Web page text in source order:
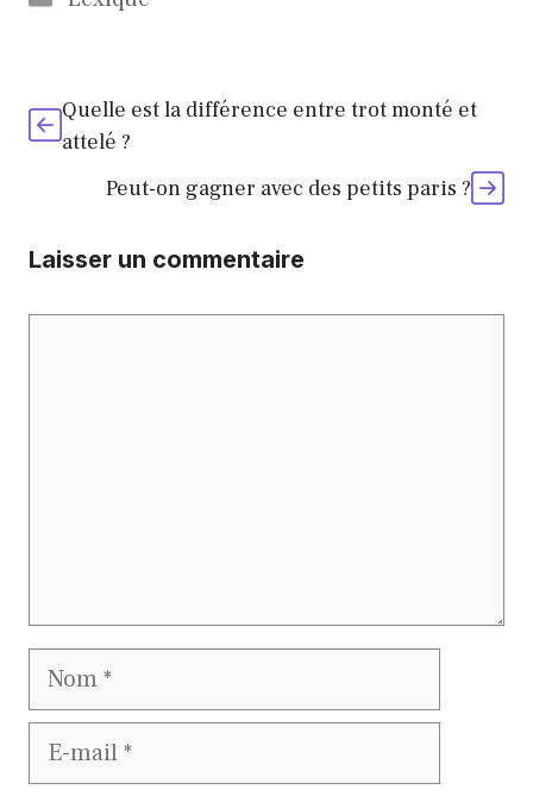
Quelle est la différence entre trot monté et
attelé ?
Peut-on gagner avec des petits paris ?
Laisser un commentaire
Nom
E-
mail